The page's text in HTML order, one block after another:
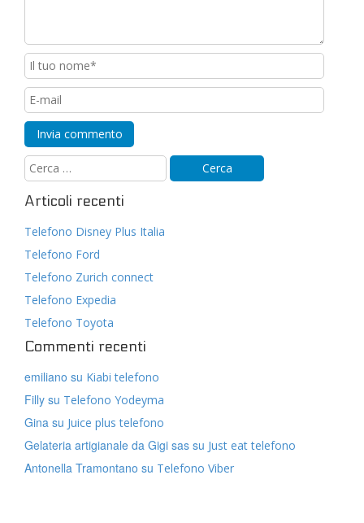
Articoli recenti
Telefono Disney Plus Italia
Telefono Ford
Telefono Zurich connect
Telefono Expedia
Telefono Toyota
Commenti recenti
emiliano su Kiabi telefono
Filly su Telefono Yodeyma
Gina su Juice plus telefono
Gelateria artigianale da Gigi sas su Just eat telefono
Antonella Tramontano su Telefono Viber